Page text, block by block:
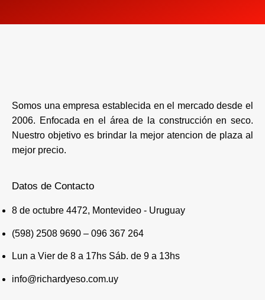
Somos una empresa establecida en el mercado desde el
2006. Enfocada en el área de la construcción en seco.
Nuestro objetivo es brindar la mejor atencion de plaza al
mejor precio.
Datos de Contacto
8 de octubre 4472, Montevideo - Uruguay
(598) 2508 9690 – 096 367 264
Lun a Vier de 8 a 17hs Sáb. de 9 a 13hs
info@richardyeso.com.uy